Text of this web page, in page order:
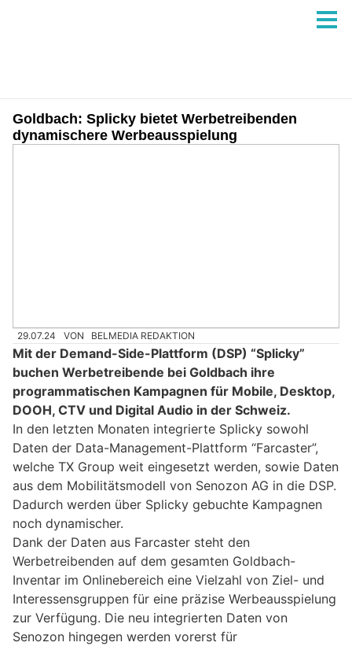
Goldbach: Splicky bietet Werbetreibenden
dynamischere Werbeausspielung
29.07.24 VON BELMEDIA REDAKTION
Mit der Demand-Side-Plattform (DSP) “Splicky”
buchen Werbetreibende bei Goldbach ihre
programmatischen Kampagnen für Mobile, Desktop,
DOOH, CTV und Digital Audio in der Schweiz.
In den letzten Monaten integrierte Splicky sowohl
Daten der Data-Management-Plattform “Farcaster”,
welche TX Group weit eingesetzt werden, sowie Daten
aus dem Mobilitätsmodell von Senozon AG in die DSP.
Dadurch werden über Splicky gebuchte Kampagnen
noch dynamischer.
Dank der Daten aus Farcaster steht den
Werbetreibenden auf dem gesamten Goldbach-
Inventar im Onlinebereich eine Vielzahl von Ziel- und
Interessensgruppen für eine präzise Werbeausspielung
zur Verfügung. Die neu integrierten Daten von
Senozon hingegen werden vorerst für